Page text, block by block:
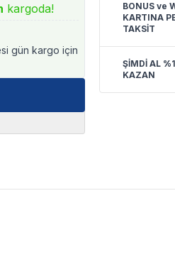
kargoda!
gün kargo için
BONUS ve
KARTINA
TAKSİT
ŞİMDİ AL
KAZAN